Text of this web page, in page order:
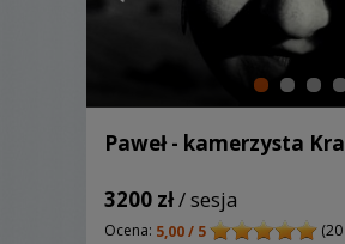
Paweł - kamerzysta
3200 zł/ sesja
Ocena: 5,00 / 5